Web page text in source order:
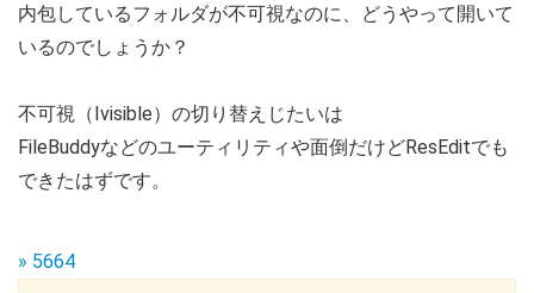
内包しているフォルダが不可視なのに、どうやって開いて
いるのでしょうか？
不可視（Ivisible）の切り替えじたいは
FileBuddyなどのユーティリティや面倒だけどResEditでも
できたはずです。
» 5664